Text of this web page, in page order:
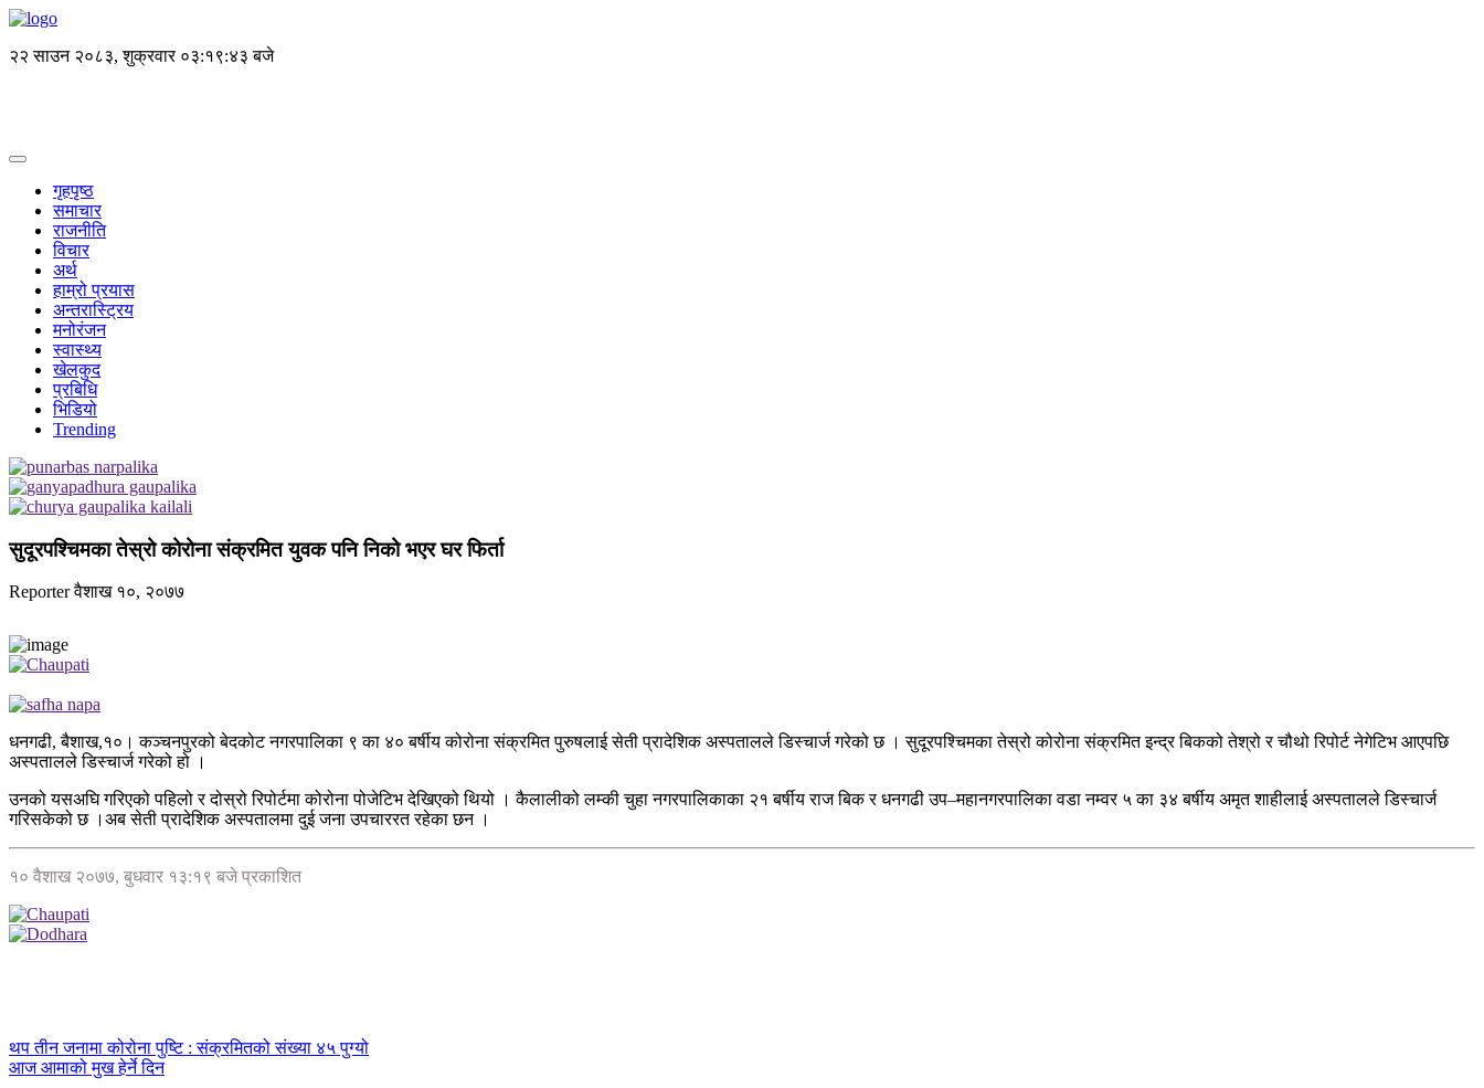
२२ साउन २०८३, शुक्रवार ०३:१९:४४ बजे
गृहपृष्ठ
समाचार
राजनीति
विचार
अर्थ
हाम्रो प्रयास
अन्तरास्ट्रिय
मनोरंजन
स्वास्थ्य
खेलकुद
प्रबिधि
भिडियो
Trending
सुदूरपश्चिमका तेस्रो कोरोना संक्रमित युवक पनि निको भएर घर फिर्ता
Reporterवैशाख १०, २०७७
धनगढी, बैशाख,१०। कञ्चनपुरको बेदकोट नगरपालिका ९ का ४० बर्षीय कोरोना संक्रमित पुरुषलाई सेती प्रादेशिक अस्पतालले डिस्चार्ज गरेको छ । सुदूरपश्चिमका तेस्रो कोरोना संक्रमित इन्द्र बिकको तेश्रो र चौथो रिपोर्ट नेगेटिभ आएपछि
अस्पतालले डिस्चार्ज गरेको हो ।
उनको यसअघि गरिएको पहिलो र दोस्रो रिपोर्टमा कोरोना पोजेटिभ देखिएको थियो । कैलालीको लम्की चुहा नगरपालिकाका २१ बर्षीय राज बिक र धनगढी उप–महानगरपालिका वडा नम्वर ५ का ३४ बर्षीय अमृत शाहीलाई अस्पतालले डिस्चार्ज
गरिसकेको छ ।अब सेती प्रादेशिक अस्पतालमा दुई जना उपचाररत रहेका छन ।
१० वैशाख २०७७, बुधवार १३:१९ बजे प्रकाशित
थप तीन जनामा कोरोना पुष्टि : संक्रमितको संख्या ४५ पुग्यो
आज आमाको मुख हेर्ने दिन